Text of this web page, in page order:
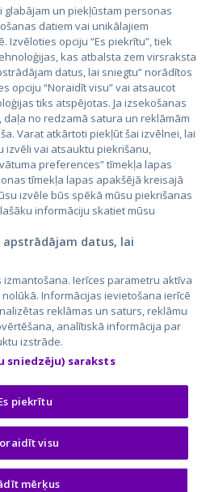
CVbankas.lt
Kainos.lt
Paslaugos.lt
auto24.ee
Osta.ee
KuldneBörs.ee
glabājam un piekļūstam personas
datiem vai unikālajiem
Izvēloties opciju “Es piekrītu”, tiek
kas atbalsta zem virsraksta
datus, lai sniegtu” norādītos
opciju “Noraidīt visu” vai atsaucot
tiks atspējotas. Ja izsekošanas
no redzamā satura un reklāmām
Varat atkārtoti piekļūt šai izvēlnei, lai
izvēli vai atsauktu piekrišanu,
preferences” tīmekļa lapas
tīmekļa lapas apakšējā kreisajā
izvēle būs spēkā mūsu piekrišanas
informāciju skatiet mūsu
apstrādājam datus, lai
Ierīces parametru aktīva
Informācijas ievietošana ierīcē
reklāmas un saturs, reklāmu
analītiskā informācija par
izstrāde.
sniedzēju) saraksts
piekrītu
visu
mērķus